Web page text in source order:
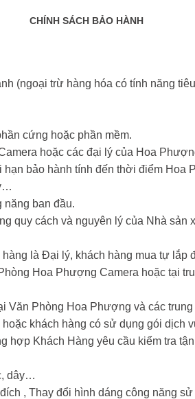
CHÍNH SÁCH BẢO HÀNH
(ngoại trừ hàng hóa có tính năng
cứng hoặc phần mềm.
hoặc các đại lý của Hoa
hạn bảo hành tính đến thời điểm
năng ban đầu.
quy cách và nguyên lý của Nhà sản
là Đại lý, khách hàng mua tự lắp
Hoa Phượng Camera hoặc tại
Văn Phòng Hoa Phượng và các
khách hàng có sử dụng gói dịch
hợp Khách Hàng yêu cầu kiểm tra
dây…
, Thay đổi hình dáng công năng